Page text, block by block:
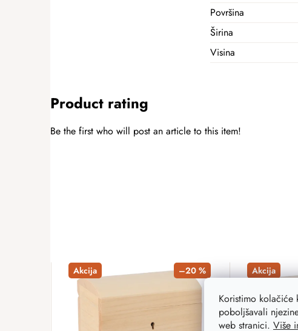
Koristimo
poboljšavali
web stranici. Više
Površina
Širina
Visina
Product rating
Be the first who will post an article to this item!
Akcija –20 % Akcija